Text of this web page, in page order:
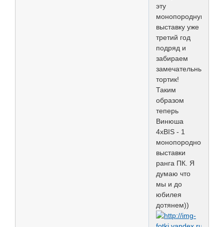
эту
монопородную
выставку уже
третий год
подряд и
забираем
замечательный
тортик!
Таким
образом
теперь
Винюша
4хBIS - 1
монопородной
выставки
ранга ПК. Я
думаю что
мы и до
юбилея
дотянем))